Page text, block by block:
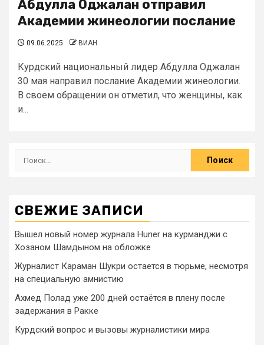
Абдулла Оджалан отправил
Академии жинеологии послание
09.06.2025 ВИАН
Курдский национальный лидер Абдулла Оджалан
30 мая направил послание Академии жинеологии.
В своем обращении он отметил, что женщины, как
и...
СВЕЖИЕ ЗАПИСИ
Вышел новый номер журнала Huner на курманджи с
Хозаном Шамдыном на обложке
Журналист Караман Шукри остается в тюрьме, несмотря
на специальную амнистию
Ахмед Полад уже 200 дней остаётся в плену после
задержания в Ракке
Курдский вопрос и вызовы журналистики мира